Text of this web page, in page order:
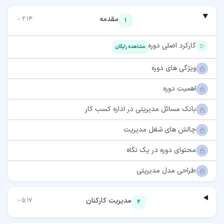
1 مقدمه 2:14
کارکرد اصلی دوره مشاهده رایگان
ویژگی های دوره
اهمیت دوره
بانک مسائل مدیریتی در اداره کسب کار
چالش های شغل مدیریت
محتوای دوره در یک نگاه
طراحی مدل مدیریتی
2 مدیریت کارکنان 5:17